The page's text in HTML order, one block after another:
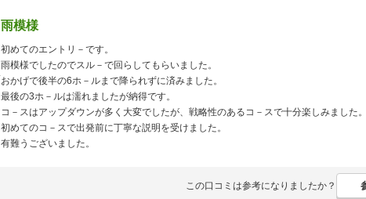
雨模様
初めてのエントリ－です。
雨模様でしたのでスル－で回らしてもらいました。
おかげで後半の6ホ－ルまで降られずに済みました。
最後の3ホ－ルは濡れましたが納得です。
コ－スはアップダウンが多く大変でしたが、戦略性のあるコ－スで十分楽しみました。
初めてのコ－スで出発前に丁寧な説明を受けました。
有難うございました。
この口コミは参考になりましたか？